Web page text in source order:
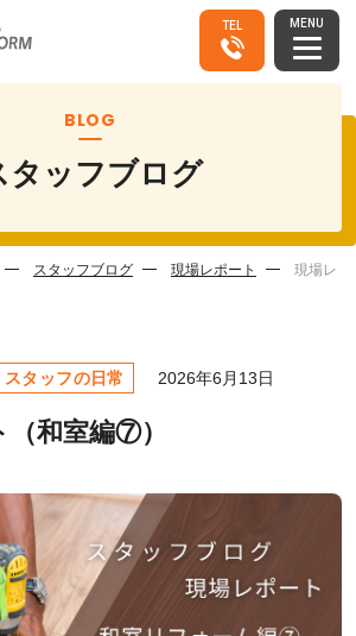
TEL MENU
BLOG
タッフブログ
スタッフブログ 現場レポート
現場レ
スタッフの日常 2026年6月13日
和室編⑦）